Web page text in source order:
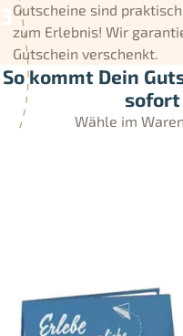
Gutscheine sind
zum Erlebnis! Wir
Gutschein verschenkt.
So kommt Dein
sofort
Wähle im